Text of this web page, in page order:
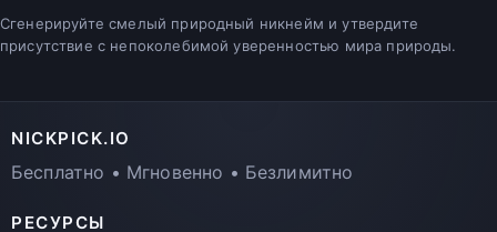
Сгенерируйте смелый природный никнейм и утвердите
присутствие с непоколебимой уверенностью мира природы.
NICKPICK.IO
Бесплатно • Мгновенно • Безлимитно
РЕСУРСЫ